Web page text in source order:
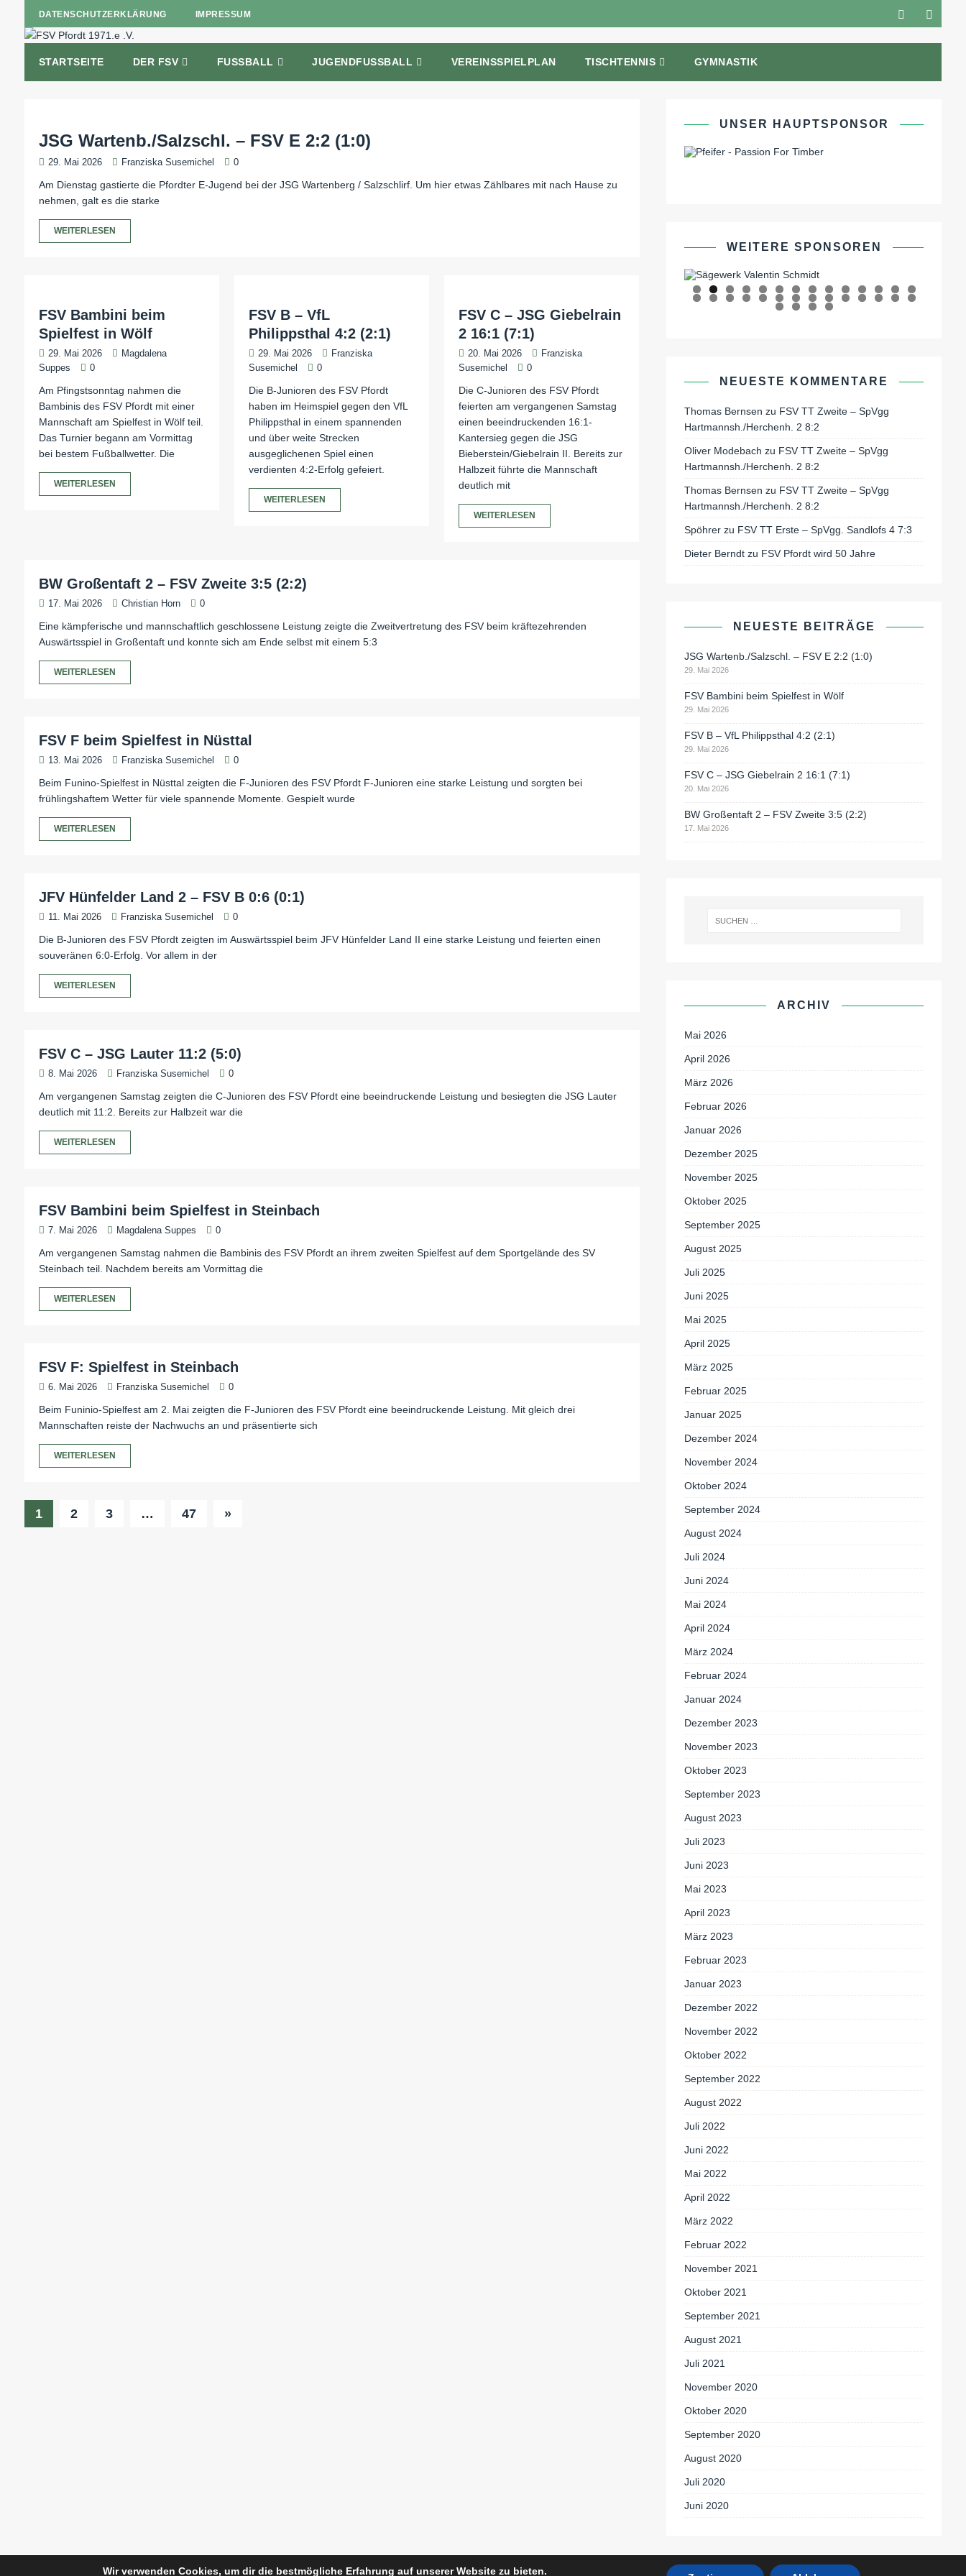
DATENSCHUTZERKLÄRUNG IMPRESSUM
STARTSEITE DER FSV FUSSBALL JUGENDFUSSBALL VEREINSSPIELPLAN TISCHTENNIS GYMNASTIK
JSG Wartenb./Salzschl. – FSV E 2:2 (1:0)
29. Mai 2026 Franziska Susemichel 0
Am Dienstag gastierte die Pfordter E-Jugend bei der JSG Wartenberg / Salzschlirf. Um hier etwas Zählbares mit nach Hause zu
nehmen, galt es die starke
WEITERLESEN
FSV Bambini beim
Spielfest in Wölf
29. Mai 2026
Magdalena
Suppes
0
Am Pfingstsonntag nahmen die
Bambinis des FSV Pfordt mit einer
Mannschaft am Spielfest in Wölf teil.
Das Turnier begann am Vormittag
bei bestem Fußballwetter. Die
WEITERLESEN
FSV B – VfL
Philippsthal 4:2 (2:1)
29. Mai 2026
Franziska
Susemichel
0
Die B-Junioren des FSV Pfordt
haben im Heimspiel gegen den VfL
Philippsthal in einem spannenden
und über weite Strecken
ausgeglichenen Spiel einen
verdienten 4:2-Erfolg gefeiert.
WEITERLESEN
FSV C – JSG Giebelrain
2 16:1 (7:1)
20. Mai 2026
Franziska
Susemichel
0
Die C-Junioren des FSV Pfordt
feierten am vergangenen Samstag
einen beeindruckenden 16:1-
Kantersieg gegen die JSG
Bieberstein/Giebelrain II. Bereits zur
Halbzeit führte die Mannschaft
deutlich mit
WEITERLESEN
BW Großentaft 2 – FSV Zweite 3:5 (2:2)
17. Mai 2026 Christian Horn 0
Eine kämpferische und mannschaftlich geschlossene Leistung zeigte die Zweitvertretung des FSV beim kräftezehrenden
Auswärtsspiel in Großentaft und konnte sich am Ende selbst mit einem 5:3
WEITERLESEN
FSV F beim Spielfest in Nüsttal
13. Mai 2026 Franziska Susemichel 0
Beim Funino-Spielfest in Nüsttal zeigten die F-Junioren des FSV Pfordt F-Junioren eine starke Leistung und sorgten bei
frühlingshaftem Wetter für viele spannende Momente. Gespielt wurde
WEITERLESEN
JFV Hünfelder Land 2 – FSV B 0:6 (0:1)
11. Mai 2026 Franziska Susemichel 0
Die B-Junioren des FSV Pfordt zeigten im Auswärtsspiel beim JFV Hünfelder Land II eine starke Leistung und feierten einen
souveränen 6:0-Erfolg. Vor allem in der
WEITERLESEN
FSV C – JSG Lauter 11:2 (5:0)
8. Mai 2026 Franziska Susemichel 0
Am vergangenen Samstag zeigten die C-Junioren des FSV Pfordt eine beeindruckende Leistung und besiegten die JSG Lauter
deutlich mit 11:2. Bereits zur Halbzeit war die
WEITERLESEN
FSV Bambini beim Spielfest in Steinbach
7. Mai 2026 Magdalena Suppes 0
Am vergangenen Samstag nahmen die Bambinis des FSV Pfordt an ihrem zweiten Spielfest auf dem Sportgelände des SV
Steinbach teil. Nachdem bereits am Vormittag die
WEITERLESEN
FSV F: Spielfest in Steinbach
6. Mai 2026 Franziska Susemichel 0
Beim Funinio-Spielfest am 2. Mai zeigten die F-Junioren des FSV Pfordt eine beeindruckende Leistung. Mit gleich drei
Mannschaften reiste der Nachwuchs an und präsentierte sich
WEITERLESEN
1 2 3 … 47 »
UNSER HAUPTSPONSOR
WEITERE SPONSOREN
0 1 2 3 4
5 6 7 8 9 0 1 2 3 4 5 6 7 8
9 0 1 2
NEUESTE KOMMENTARE
Thomas Bernsen zu FSV TT Zweite – SpVgg
Hartmannsh./Herchenh. 2 8:2
Oliver Modebach zu FSV TT Zweite – SpVgg
Hartmannsh./Herchenh. 2 8:2
Thomas Bernsen zu FSV TT Zweite – SpVgg
Hartmannsh./Herchenh. 2 8:2
Spöhrer zu FSV TT Erste – SpVgg. Sandlofs 4 7:3
Dieter Berndt zu FSV Pfordt wird 50 Jahre
NEUESTE BEITRÄGE
JSG Wartenb./Salzschl. – FSV E 2:2 (1:0)
29. Mai 2026
FSV Bambini beim Spielfest in Wölf
29. Mai 2026
FSV B – VfL Philippsthal 4:2 (2:1)
29. Mai 2026
FSV C – JSG Giebelrain 2 16:1 (7:1)
20. Mai 2026
BW Großentaft 2 – FSV Zweite 3:5 (2:2)
17. Mai 2026
ARCHIV
Mai 2026
April 2026
März 2026
Februar 2026
Januar 2026
Dezember 2025
November 2025
Oktober 2025
September 2025
August 2025
Juli 2025
Juni 2025
Mai 2025
April 2025
März 2025
Februar 2025
Januar 2025
Dezember 2024
November 2024
Oktober 2024
September 2024
August 2024
Juli 2024
Juni 2024
Mai 2024
April 2024
März 2024
Februar 2024
Januar 2024
Dezember 2023
November 2023
Oktober 2023
September 2023
August 2023
Juli 2023
Juni 2023
Mai 2023
April 2023
März 2023
Februar 2023
Januar 2023
Dezember 2022
November 2022
Oktober 2022
September 2022
August 2022
Juli 2022
Juni 2022
Mai 2022
April 2022
März 2022
Februar 2022
November 2021
Oktober 2021
September 2021
August 2021
Juli 2021
November 2020
Oktober 2020
September 2020
August 2020
Juli 2020
Juni 2020
Wir verwenden Cookies, um dir die bestmögliche Erfahrung auf unserer Website zu bieten.